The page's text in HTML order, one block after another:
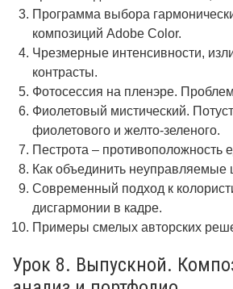
Программа выбора
композиций Adobe Color.
Чрезмерные интенсивности,
контрасты.
Фотосессия на пленэре.
Фиолетовый мистический.
фиолетового и желто-зеленого.
Пестрота – противоположность
Как объединить неуправляемые
Современный подход к
дисгармонии в кадре.
Примеры смелых авторских
Урок 8. Выпускной.